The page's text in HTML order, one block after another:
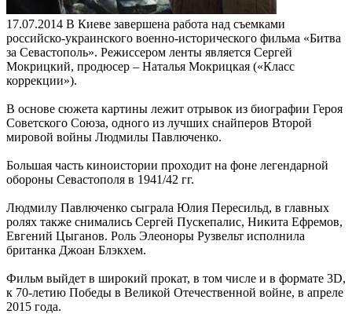
17.07.2014 В Киеве завершена работа над съемками
российско-украинского военно-исторического фильма «Битва
за Севастополь». Режиссером ленты является Сергей
Мокрицкий, продюсер – Наталья Мокрицкая («Класс
коррекции»).
В основе сюжета картины лежит отрывок из биографии Героя
Советского Союза, одного из лучших снайперов Второй
мировой войны Людмилы Павлюченко.
Большая часть киноистории проходит на фоне легендарной
обороны Севастополя в 1941/42 гг.
Людмилу Павлюченко сыграла Юлия Пересильд, в главных
ролях также снимались Сергей Пускепалис, Никита Ефремов,
Евгений Цыганов. Роль Элеоноры Рузвельт исполнила
британка Джоан Блэкхем.
Фильм выйдет в широкий прокат, в том числе и в формате 3D,
к 70-летию Победы в Великой Отечественной войне, в апреле
2015 года.